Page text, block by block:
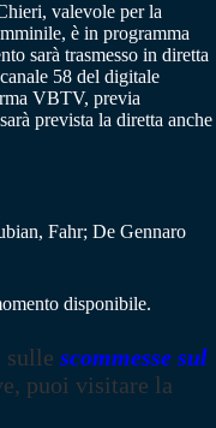
valevole per la
è in programma
sarà trasmesso in diretta
58 del digitale
VBTV, previa
prevista la diretta anche
Fahr; De Gennaro
disponibile.
sulle scommesse sul
puoi visitare la